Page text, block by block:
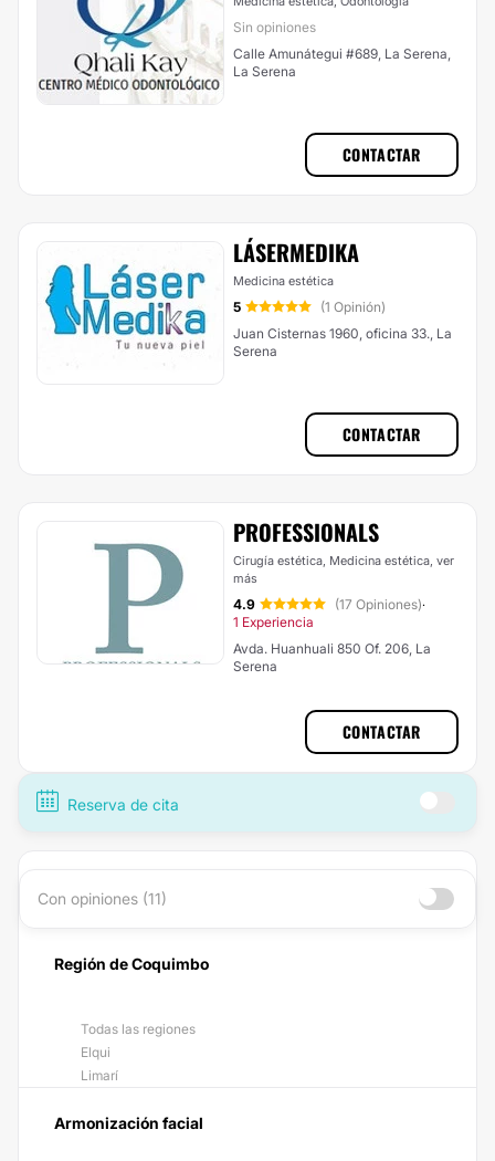
Sin opiniones
Calle Amunátegui #689, La Serena,
La Serena
CONTACTAR
LÁSERMEDIKA
Medicina estética
5
(1 Opinión)
Juan Cisternas 1960, oficina 33., La
Serena
CONTACTAR
PROFESSIONALS
Cirugía estética, Medicina estética, ver
más
4.9 (17 Opiniones)·
1 Experiencia
Avda. Huanhuali 850 Of. 206, La
Serena
CONTACTAR
Reserva de cita
Con opiniones (11)
Región de Coquimbo
Todas las regiones
Elqui
Limarí
Armonización facial